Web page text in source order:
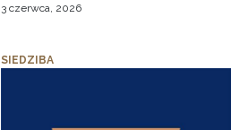
3 czerwca, 2026
SIEDZIBA